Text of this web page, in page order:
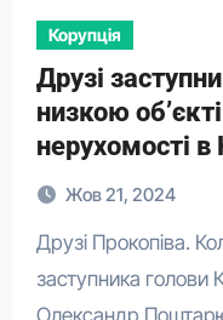
Корупція
Друзі
низкою
нерухомості
Жов 21, 2024
Друзі Прокопіва. Колаж: Bihus.Info Двоє друзів
заступника
Олександр